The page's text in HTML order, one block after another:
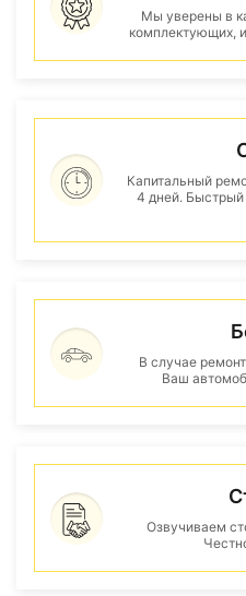
Мы уверены в
комплектующих,
Капитальный
4 дней. Быстрый
В случае
Ваш
Озвучиваем